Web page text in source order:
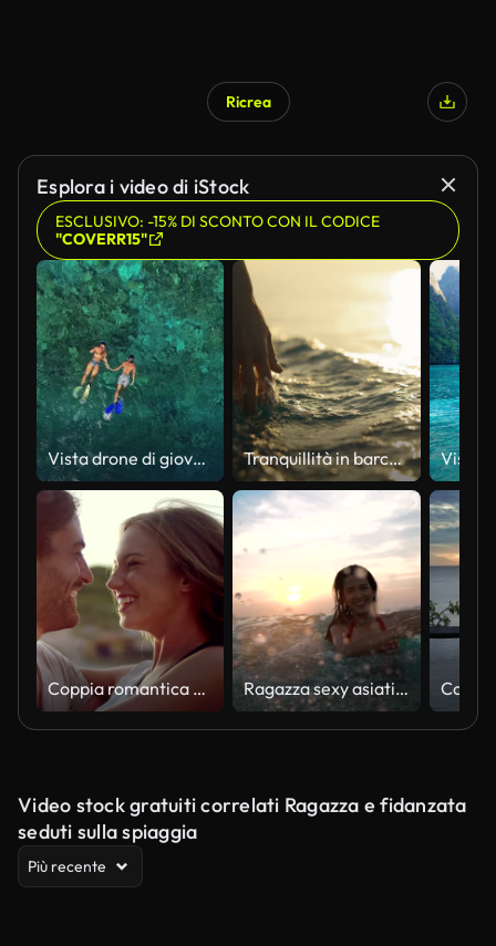
Ricrea
Esplora i video di iStock
ESCLUSIVO: -15% DI SCONTO CON IL CODICE
"COVERR15"
Vista drone di giovani coppie che fanno snorkeling sulla barriera corallina nell'oceano Tranquillità in barca a vela: una mano accarezza la superficie dell'acqua del mare da una barca al tramonto
Coppia romantica che si abbraccia sulla spiaggia Ragazza sexy asiatica in bikini con capelli bagnati e labbra Divertirsi Spruzzando al tramonto in mare
Video stock gratuiti correlati Ragazza e fidanzata
seduti sulla spiaggia
Più recente